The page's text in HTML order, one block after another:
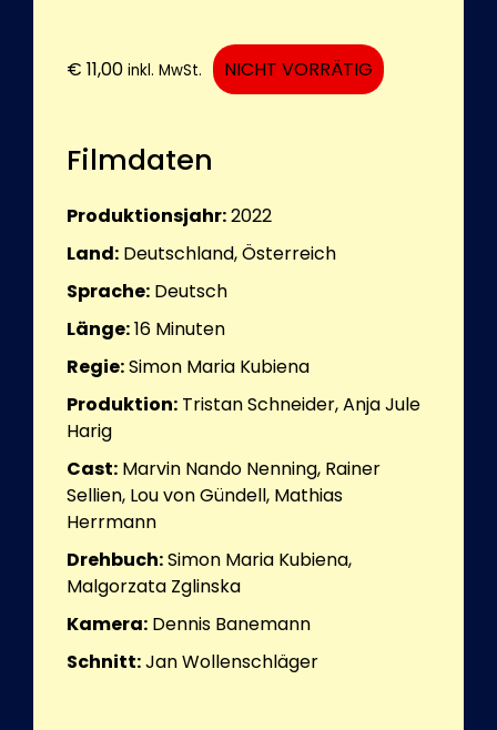
€ 11,00 inkl. MwSt. NICHT VORRÄTIG
Filmdaten
Produktionsjahr:2022
Land: Deutschland, Österreich
Sprache: Deutsch
Länge:16 Minuten
Regie:Simon Maria Kubiena
Produktion: Tristan Schneider, Anja Jule
Harig
Cast: Marvin Nando Nenning, Rainer
Sellien, Lou von Gündell, Mathias
Herrmann
Drehbuch:Simon Maria Kubiena,
Malgorzata Zglinska
Kamera: Dennis Banemann
Schnitt:Jan Wollenschläger